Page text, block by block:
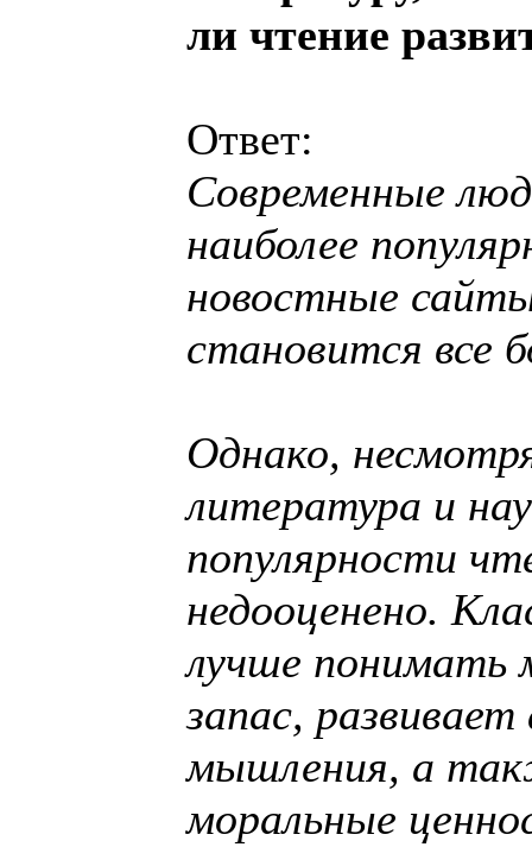
ли чтение
Ответ:
Современные
наиболее
новостные
становится все
Однако,
литература и
популярности
недооценено.
лучше понимать
запас,
мышления, а
моральные